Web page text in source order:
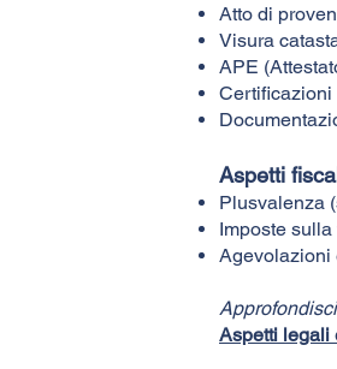
Atto di
Visura
APE
Aspetti
Plusvalenza
Imposte
Agevolazioni
Aspetti legali